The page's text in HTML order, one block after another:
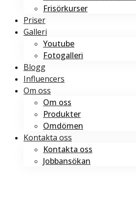
Frisörkurser
Priser
Galleri
Youtube
Fotogalleri
Blogg
Influencers
Om oss
Om oss
Produkter
Omdömen
Kontakta oss
Kontakta oss
Jobbansökan